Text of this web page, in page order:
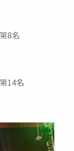
8名
14名